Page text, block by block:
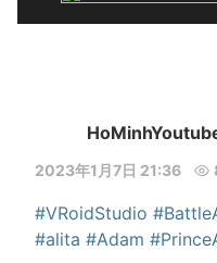
2023年1月7日 21:36
#VRoidStudio
#alita #Adam